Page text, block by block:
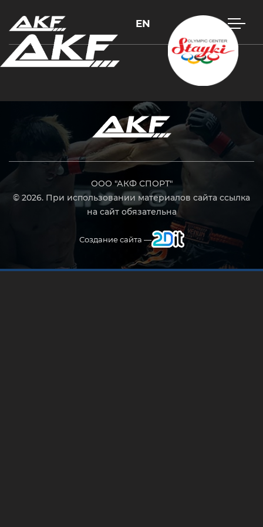
EN
ООО "АКФ СПОРТ"
© 2026. При использовании материалов сайта ссылка
на сайт обязательна
Создание сайта —
Нажмите Enter для поиска или Esc, чтобы закрыть